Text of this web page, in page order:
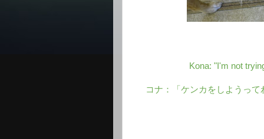
Kona: "I'm not
コナ：「ケンカをしようっ